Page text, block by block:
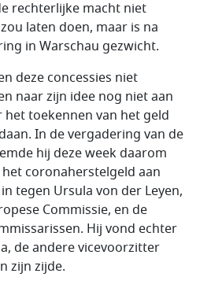
rechterlijke macht niet
laten doen, maar is na
in Warschau gezwicht.
deze concessies niet
naar zijn idee nog niet aan
toekennen van het geld
In de vergadering van de
hij deze week daarom
coronaherstelgeld aan
tegen Ursula von der Leyen,
Commissie, en de
Hij vond echter
de andere vicevoorzitter
zijn zijde.